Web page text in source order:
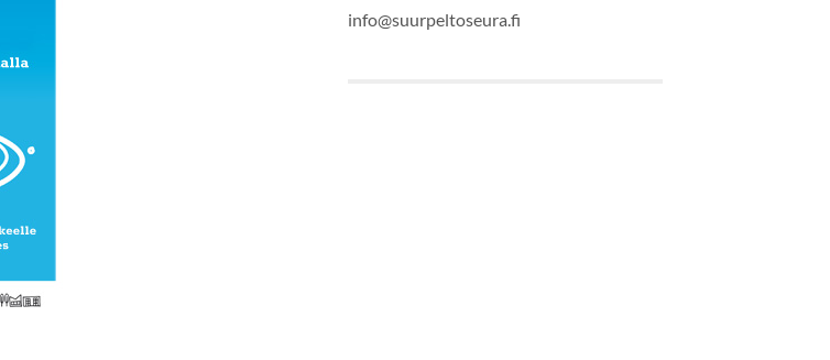
info@suurpeltoseura.fi